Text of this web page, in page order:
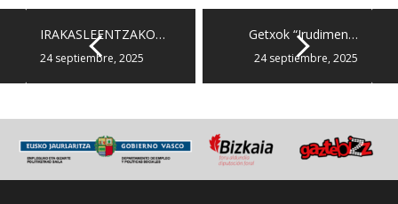
IRAKASLEENTZAKO…
24 septiembre, 2025
Getxok “Irudimen…
24 septiembre, 2025